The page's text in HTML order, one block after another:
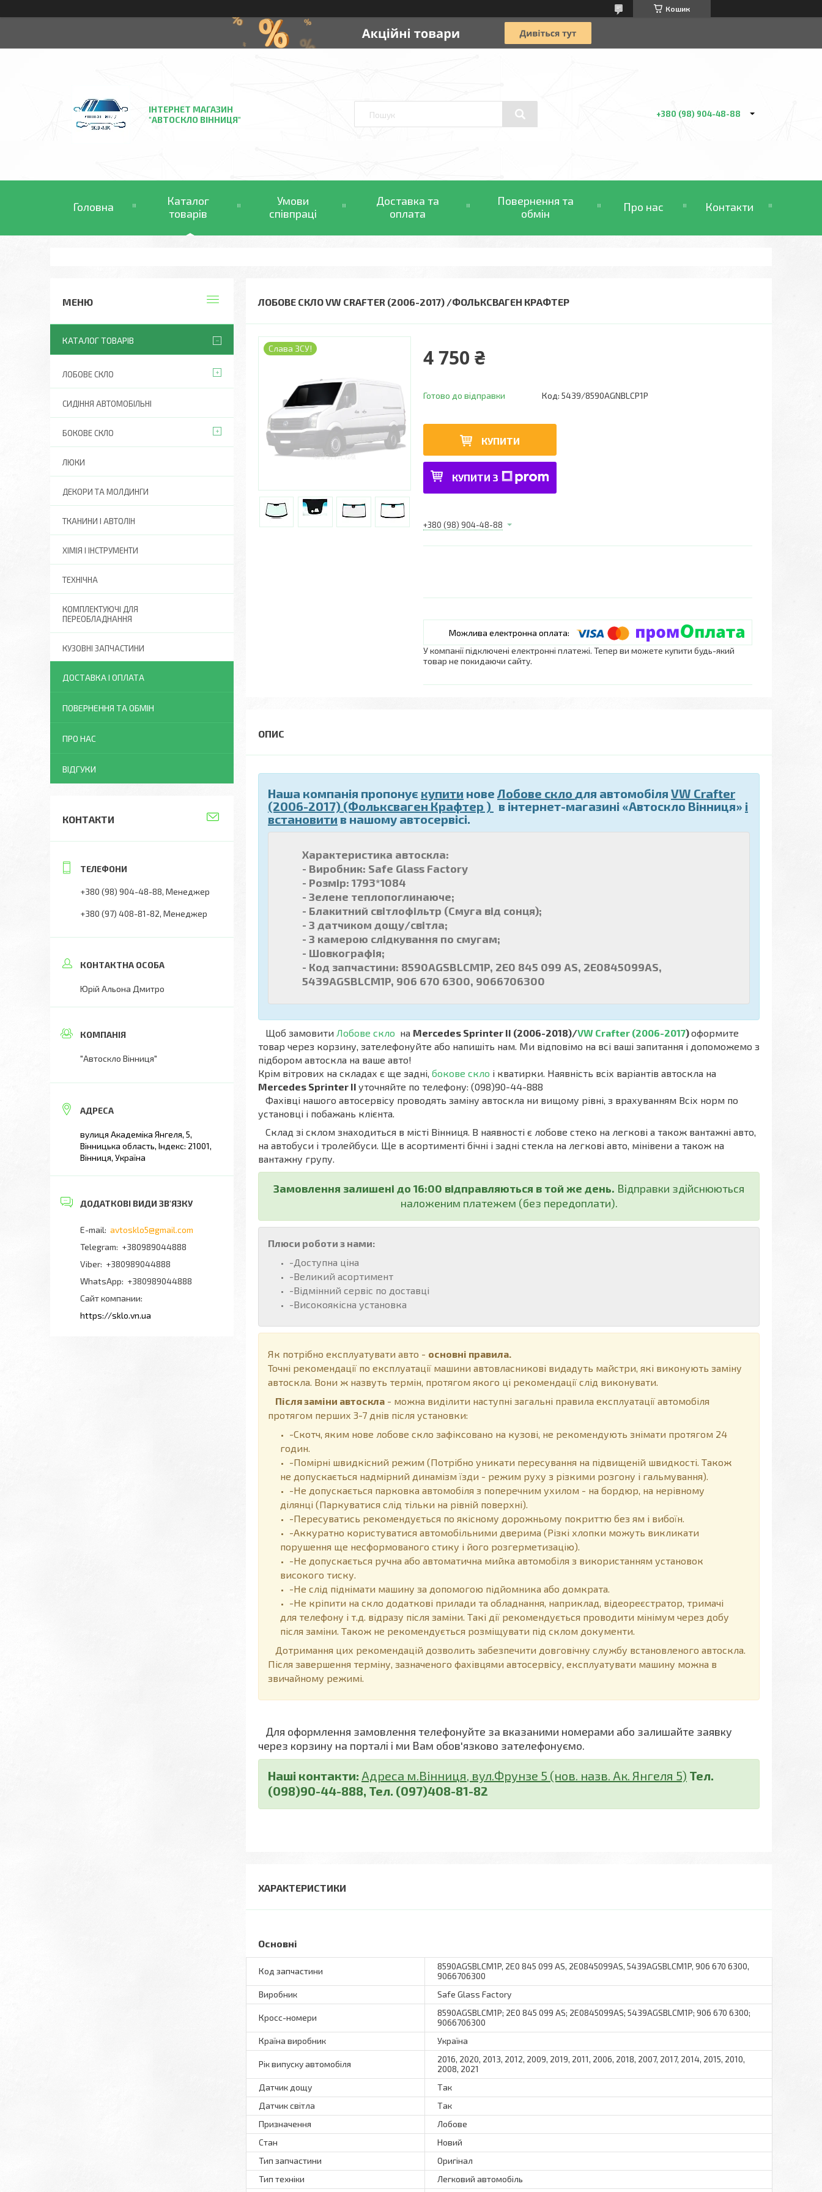
Кошик
ІНТЕРНЕТ МАГАЗИН
"АВТОСКЛО ВІННИЦЯ"
+380 (98) 904-48-88
Головна
Каталог
товарів
Умови
співпраці
Доставка та
оплата
Повернення та
обмін
Про нас Контакти
ЛОБОВЕ СКЛО VW CRAFTER (2006-2017) /ФОЛЬКСВАГЕН КРАФТЕР
Слава ЗСУ! 4 750 ₴
Готово до відправки Код: 5439/8590AGNBLCP1P
КУПИТИ
КУПИТИ З
+380 (98) 904-48-88
У компанії підключені електронні платежі. Тепер ви можете купити будь-який
товар не покидаючи сайту.
Наша компанія пропонує купити нове Лобове скло для автомобіляVW Crafter
(2006-2017) (Фольксваген Крафтер ) в інтернет-магазині «Автоскло Вінниця» і
встановити в нашому автосервісі.
Характеристика автоскла:
- Виробник: Safe Glass Factory
- Розмір: 1793*1084
- Зелене теплопоглинаюче;
- Блакитний світлофільтр (Смуга від сонця);
- З датчиком дощу/світла;
- З камерою слідкування по смугам;
- Шовкографія;
- Код запчастини: 8590AGSBLCM1P, 2E0 845 099 AS, 2E0845099AS,
5439AGSBLCM1P, 906 670 6300, 9066706300
Щоб замовити Лобове скло на Mercedes Sprinter II (2006-2018)/VW Crafter (2006-2017)оформите
товар через корзину, зателефонуйте або напишіть нам. Ми відповімо на всі ваші запитання і допоможемо з
підбором автоскла на ваше авто!
Крім вітрових на складах є ще задні, бокове скло і кватирки. Наявність всіх варіантів автоскла на
Mercedes Sprinter II уточняйте по телефону: (098)90-44-888
Фахівці нашого автосервісу проводять заміну автоскла ни вищому рівні, з врахуванням Всіх норм по
установці і побажань клієнта.
Склад зі склом знаходиться в місті Вінниця. В наявності є лобове стеко на легкові а також вантажні авто,
на автобуси і тролейбуси. Ще в асортименті бічні і задні стекла на легкові авто, мінівени а також на
вантажну групу.
Замовлення залишені до 16:00 відправляються в той же день. Відправки здійснюються
наложеним платежем (без передоплати).
Плюси роботи з нами:
-Доступна ціна
-Великий асортимент
-Відмінний сервіс по доставці
-Високоякісна установка
Як потрібно експлуатувати авто - основні правила.
Точні рекомендації по експлуатації машини автовласникові видадуть майстри, які виконують заміну
автоскла. Вони ж назвуть термін, протягом якого ці рекомендації слід виконувати.
Після заміни автоскла - можна виділити наступні загальні правила експлуатації автомобіля
протягом перших 3-7 днів після установки:
-Скотч, яким нове лобове скло зафіксовано на кузові, не рекомендують знімати протягом 24
годин.
-Помірні швидкісний режим (Потрібно уникати пересування на підвищеній швидкості. Також
не допускається надмірний динамізм їзди - режим руху з різкими розгону і гальмування).
-Не допускається парковка автомобіля з поперечним ухилом - на бордюр, на нерівному
ділянці (Паркуватися слід тільки на рівній поверхні).
-Пересуватись рекомендується по якісному дорожньому покриттю без ям і вибоїн.
-Аккуратно користуватися автомобільними дверима (Різкі хлопки можуть викликати
порушення ще несформованого стику і його розгерметизацію).
-Не допускається ручна або автоматична мийка автомобіля з використанням установок
високого тиску.
-Не слід піднімати машину за допомогою підйомника або домкрата.
-Не кріпити на скло додаткові прилади та обладнання, наприклад, відеореєстратор, тримачі
для телефону і т.д. відразу після заміни. Такі дії рекомендується проводити мінімум через добу
після заміни. Також не рекомендується розміщувати під склом документи.
Дотримання цих рекомендацій дозволить забезпечити довговічну службу встановленого автоскла.
Після завершення терміну, зазначеного фахівцями автосервісу, експлуатувати машину можна в
звичайному режимі.
Для оформлення замовлення телефонуйте за вказаними номерами або залишайте заявку
через корзину на порталі і ми Вам обов'язково зателефонуємо.
Наші контакти: Адреса м.Вінниця, вул.Фрунзе 5 (нов. назв. Ак. Янгеля 5) Тел.
(098)90-44-888, Тел. (097)408-81-82
ХАРАКТЕРИСТИКИ
Основні
Код запчастини
8590AGSBLCM1P, 2E0 845 099 AS, 2E0845099AS, 5439AGSBLCM1P, 906 670 6300,
9066706300
Виробник
Safe Glass Factory
Кросс-номери
8590AGSBLCM1P; 2E0 845 099 AS; 2E0845099AS; 5439AGSBLCM1P; 906 670 6300;
9066706300
Країна виробник
Україна
Рік випуску автомобіля
2016, 2020, 2013, 2012, 2009, 2019, 2011, 2006, 2018, 2007, 2017, 2014, 2015, 2010,
2008, 2021
Датчик дощу
Так
Датчик світла
Так
Призначення
Лобове
Стан
Новий
Тип запчастини
Оригінал
Тип техніки
Легковий автомобіль
КАТАЛОГ ТОВАРІВ
ЛОБОВЕ СКЛО
СИДІННЯ АВТОМОБІЛЬНІ
БОКОВЕ СКЛО
ЛЮКИ
ДЕКОРИ ТА МОЛДИНГИ
ТКАНИНИ І АВТОЛІН
ХІМІЯ І ІНСТРУМЕНТИ
ТЕХНІЧНА
КОМПЛЕКТУЮЧІ ДЛЯ
ПЕРЕОБЛАДНАННЯ
КУЗОВНІ ЗАПЧАСТИНИ
ДОСТАВКА І ОПЛАТА
ПОВЕРНЕННЯ ТА ОБМІН
ПРО НАС
ВІДГУКИ
КОНТАКТИ
+380 (98) 904-48-88 Менеджер
+380 (97) 408-81-82 Менеджер
Юрій Альона Дмитро
"Автоскло Вінниця"
вулиця Академіка Янгеля, 5,
Вінницька область, Індекс: 21001,
Вінниця, Україна
avtosklo5@gmail.com
+380989044888
+380989044888
+380989044888
Сайт компании
https://sklo.vn.ua